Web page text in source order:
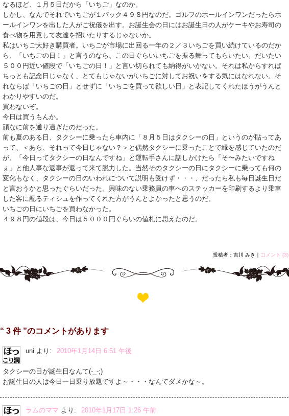
なるほど、１月５日だから「いちご」なのか。
しかし、なんでそれでいちごが１パック４９８円なのだ。ゴルフのホールインワンだったらホ
ールインワンを出した人がご祝儀を出す。お誕生会の日にはお誕生日の人がケーキやお寿司の
食べ物を用意して友達を招いたりするじゃないか。
私はいちご大好き購買者。いちごが市場に出回る一年の２／３いちごを買い続けているのだか
ら、「いちごの日！」と言うのなら、この日ぐらいいちごを振る舞ってもらいたい。だいたい
５００円近い値段で「いちごの日！」と言い切られても納得がいかない。それは私からすれば
ちっとも記念日じゃなく、とてもじゃないがいちごに対してお祝いをする気にはなれない。そ
れならば「いちごの日」とせずに「いちごを買って欲しい日」と表記してくれたほうがうんと
わかりやすいのだ。
買わないぞ。
今日は買うもんか。
頑なに前を通り過ぎたのだった。
前も夏のある日、タクシーに乗ったら車内に「８月５日はタクシーの日」というのが貼ってあ
って、＜あら、それって今日じゃない？＞と偶然タクシーに乗ったことで縁を感じていたのだ
が、「今日ってタクシーの日なんですね」と運転手さんに話しかけたら「そ〜みたいですね
ぇ」と他人事な返事が返って来て脱力した。当然そのタクシーの日にタクシーに乗っても何の
変化もなく、タクシーの日のいわれについて説明も受けず・・・、だったら私も毎日誕生日だ
と言おうかと思ったぐらいだった。興味のない乗務員の車へのステッカーを印刷するより乗車
した客に配るティシュを作ってくれた方がうんとよかったと思うのだ。
いちごの日にいちごを買わなかった。
４９８円の値段は、今日は５０００円ぐらいの値札に思えたのだ。
投稿者：吉川 みき｜ コメント (3)
“ 3 件 ”のコメントがあります
uni より: 2010年1月14日 6:51 午後
タクシーの日が誕生日なんて(-_-;)
お誕生日の人は今日一日乗り放題ですよ～・・・なんてダメかな～。
ラムのママ より: 2010年1月17日 1:26 午前